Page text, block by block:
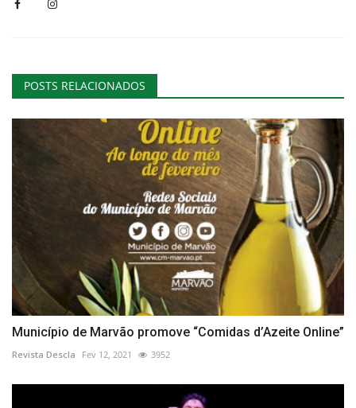
POSTS RELACIONADOS
Município de Marvão promove “Comidas d’Azeite Online”
Revista Descla Fev 12, 2021 3952